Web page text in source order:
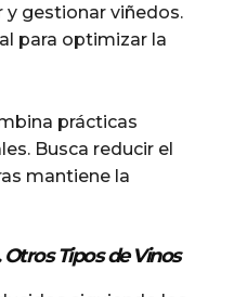
y gestionar viñedos.
para optimizar la
prácticas
Busca reducir el
mantiene la
Tipos de Vinos